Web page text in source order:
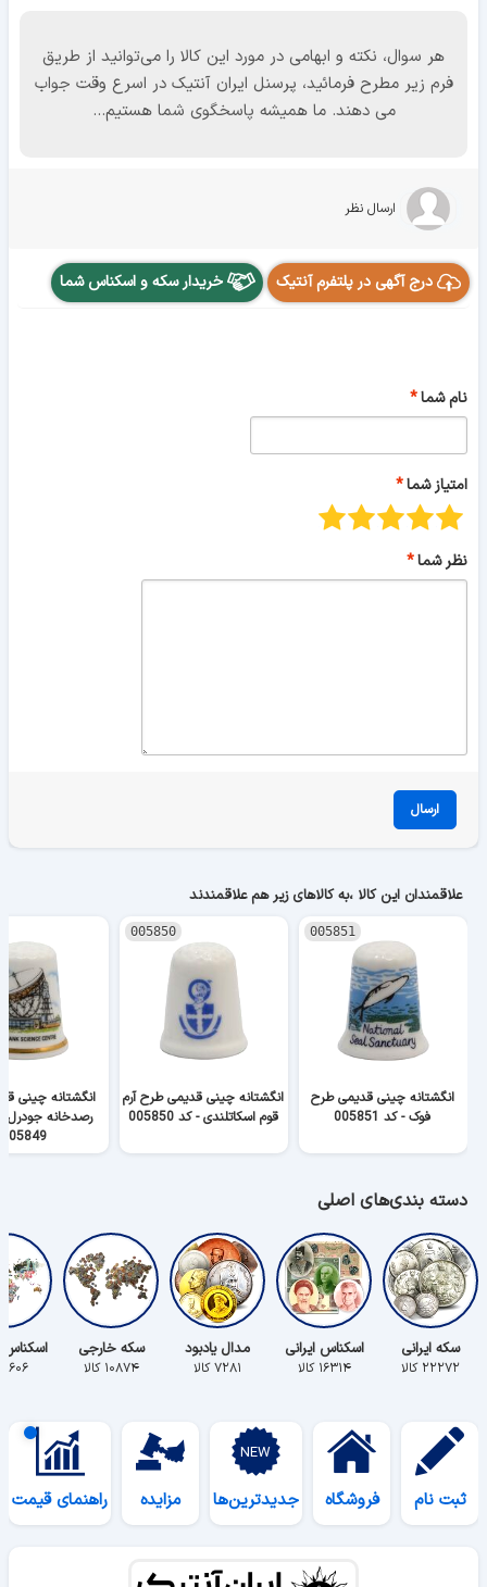
هر سوال، نکته و ابهامی در مورد این کالا را می‌توانید از طریق
فرم زیر مطرح فرمائید، پرسنل ایران آنتیک در اسرع وقت جواب
می دهند. ما همیشه پاسخگوی شما هستیم...
ارسال نظر
درج آگهی در پلتفرم آنتیک خریدار سکه و اسکناس شما
نام شما
امتیاز شما
نظر شما
ارسال
علاقمندان این کالا ،به کالاهای زیر هم علاقمندند
005851
انگشتانه چینی قدیمی طرح
فوک - کد 005851
005850
انگشتانه چینی قدیمی طرح آرم
قوم اسکاتلندی - کد 005850
انگشتانه چینی
رصدخانه جودرل
005849
دسته بندی‌های اصلی
سکه ایرانی
۲۲۲۷۲ کالا
اسکناس ایرانی
۱۶۳۱۴ کالا
مدال یادبود
۷۲۸۱ کالا
سکه خارجی
۱۰۸۷۴ کالا ۵۶۰۶ کالا
ثبت نام فروشگاه جدیدترین‌ها مزایده راهنمای قیمت